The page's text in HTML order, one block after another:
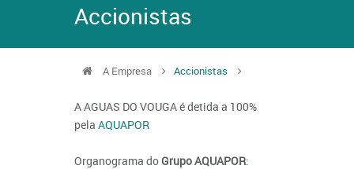
Accionistas
A Empresa Accionistas
A AGUAS DO VOUGA é detida a 100%
pela AQUAPOR
Organograma doGrupo AQUAPOR: